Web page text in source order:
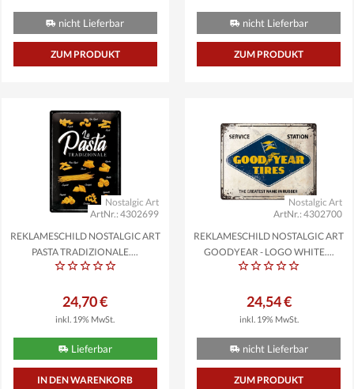
nicht Lieferbar
ZUM PRODUKT
nicht Lieferbar
ZUM PRODUKT
ArtNr.: 4302699
Nostalgic Art
REKLAMESCHILD NOSTALGIC ART
PASTA TRADIZIONALE,...
24,70 €
inkl. 19% MwSt.
Lieferbar
ArtNr.: 4302700
Nostalgic Art
REKLAMESCHILD NOSTALGIC ART
GOODYEAR - LOGO WHITE,...
24,54 €
inkl. 19% MwSt.
nicht Lieferbar
ZUM PRODUKT